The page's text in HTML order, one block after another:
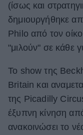
Αφιερώματα
ΒΟΞ
Χωρίς
Women's
(ίσως και
δημιουργήθηκε
Philo από τον
"μιλούν" σε κάθε
Το show της
Britain και
της Picadilly
έξυπνη κίνηση
ανακοινώσει το